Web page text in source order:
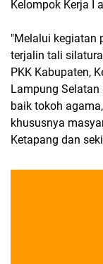
Kelompok Kerja I
"Melalui kegiatan
terjalin tali
PKK Kabupaten,
Lampung Selatan
baik tokoh
khususnya
Ketapang dan